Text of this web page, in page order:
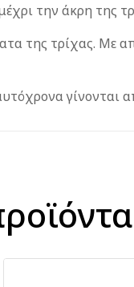
την άκρη της
της τρίχας.
γίνονται